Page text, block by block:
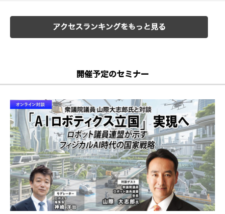
アクセスランキングをもっと見る
開催予定のセミナー